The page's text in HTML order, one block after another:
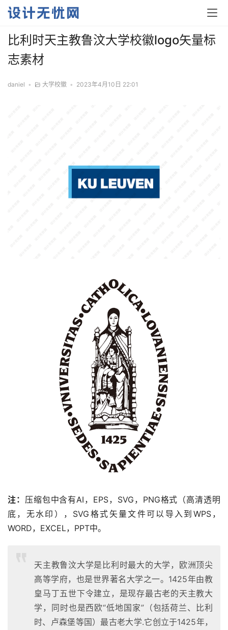
比利时天主教鲁汶大学校徽logo矢量标
志素材
daniel • 大学校徽 • 2023年4月10日 22:01
注： 压缩包中含有AI，EPS，SVG，PNG格式（高清透明
底，无水印），SVG格式矢量文件可以导入到WPS，
WORD，EXCEL，PPT中。
天主教鲁汶大学是比利时最大的大学，欧洲顶尖
高等学府，也是世界著名大学之一。1425年由教
皇马丁五世下令建立，是现存最古老的天主教大
学，同时也是西欧“低地国家”（包括荷兰、比利
时、卢森堡等国）最古老大学.它创立于1425年，